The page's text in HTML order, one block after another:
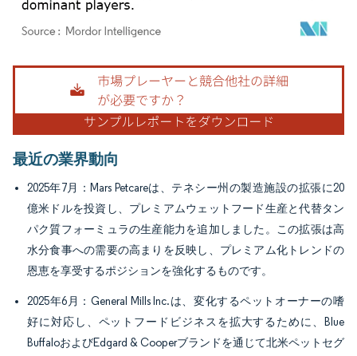
画像 © Mordor Intelligence。再利用にはCC BY 4.0の表示が必要です。
最近の業界動向
2025年7月：Mars Petcareは、テネシー州の製造施設の拡張に20
億米ドルを投資し、プレミアムウェットフード生産と代替タン
パク質フォーミュラの生産能力を追加しました。この拡張は高
水分食事への需要の高まりを反映し、プレミアム化トレンドの
恩恵を享受するポジションを強化するものです。
2025年6月：General Mills Inc.は、変化するペットオーナーの嗜
好に対応し、ペットフードビジネスを拡大するために、Blue
BuffaloおよびEdgard & Cooperブランドを通じて北米ペットセグ